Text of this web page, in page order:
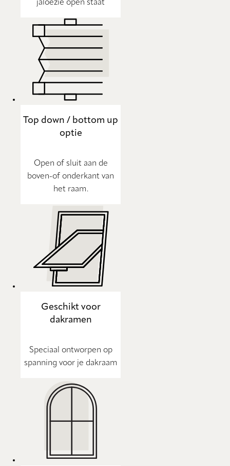
jaloezie open staat
Top down / bottom up
optie
Open of sluit aan de
boven-of onderkant van
het raam.
Geschikt voor
dakramen
Speciaal ontworpen op
spanning voor je dakraam